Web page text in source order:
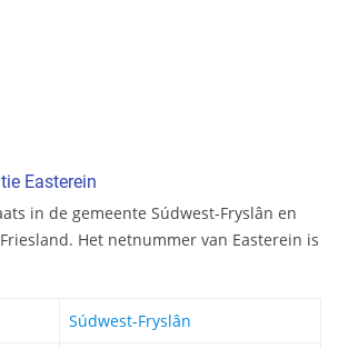
Easterein
in de gemeente Súdwest-Fryslân en
Het netnummer van Easterein is
Súdwest-Fryslân